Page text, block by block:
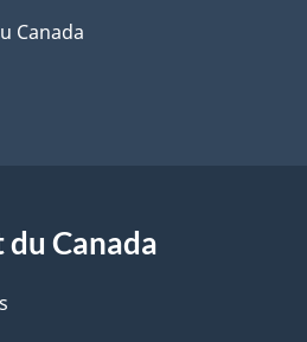
Canada
Canada